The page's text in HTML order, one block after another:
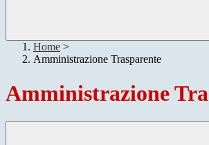
Home >
Amministrazione Trasparente
Amministrazione